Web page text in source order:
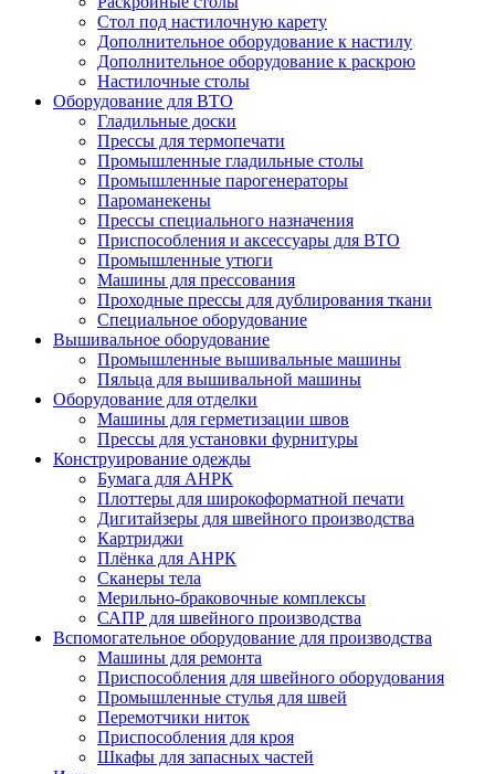
Стол под настилочную карету
Дополнительное оборудование к настилу
Дополнительное оборудование к раскрою
Настилочные столы
Оборудование для ВТО
Гладильные доски
Прессы для термопечати
Промышленные гладильные столы
Промышленные парогенераторы
Пароманекены
Прессы специального назначения
Приспособления и аксессуары для ВТО
Промышленные утюги
Машины для прессования
Проходные прессы для дублирования ткани
Специальное оборудование
Вышивальное оборудование
Промышленные вышивальные машины
Пяльца для вышивальной машины
Оборудование для отделки
Машины для герметизации швов
Прессы для установки фурнитуры
Конструирование одежды
Бумага для АНРК
Плоттеры для широкоформатной печати
Дигитайзеры для швейного производства
Картриджи
Плёнка для АНРК
Сканеры тела
Мерильно-браковочные комплексы
САПР для швейного производства
Вспомогательное оборудование для производства
Машины для ремонта
Приспособления для швейного оборудования
Промышленные стулья для швей
Перемотчики ниток
Приспособления для кроя
Шкафы для запасных частей